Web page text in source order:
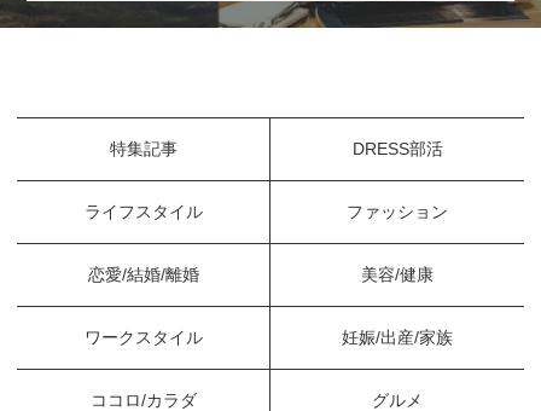
特集記事 DRESS部活
ライフスタイル ファッション
恋愛/結婚/離婚 美容/健康
ワークスタイル 妊娠/出産/家族
ココロ/カラダ グルメ